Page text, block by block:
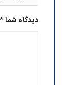
دیدگاه شما*